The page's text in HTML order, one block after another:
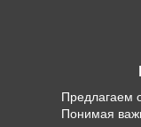
Предлагаем
Понимая